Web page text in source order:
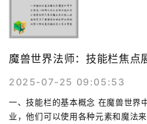
魔兽世界法师：技能栏焦点
2025-07-25 09:05:53
一、技能栏的基本概念 在魔兽世界
业，他们可以使用各种元素和魔法